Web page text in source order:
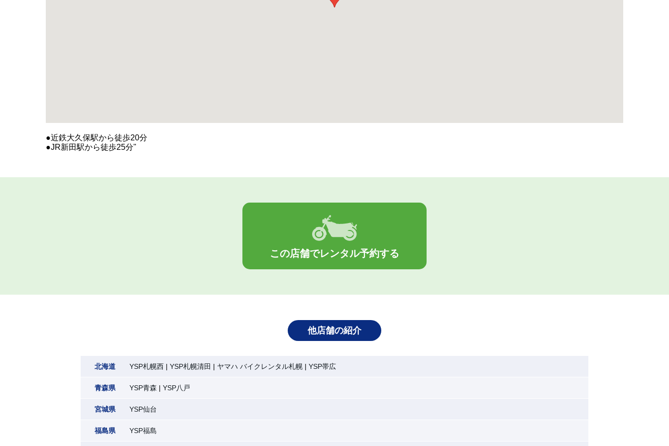
●近鉄大久保駅から徒歩20分
●JR新田駅から徒歩25分"
この店舗でレンタル予約する
他店舗の紹介
北海道 YSP札幌西 YSP札幌清田 ヤマハ バイクレンタル札幌 YSP帯広
青森県 YSP青森 YSP八戸
宮城県 YSP仙台
福島県 YSP福島